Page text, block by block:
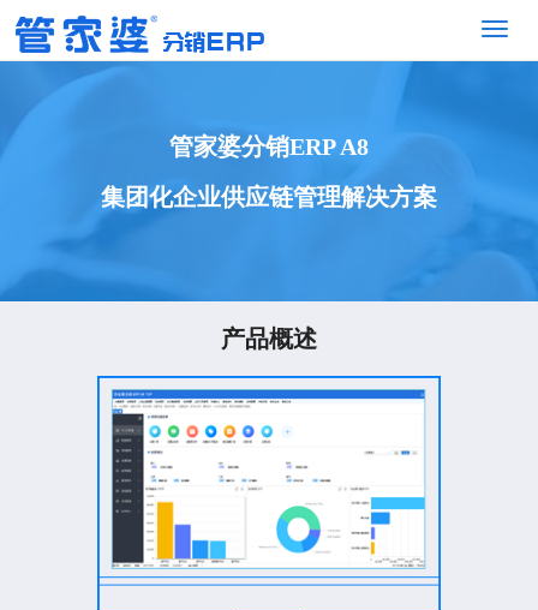
管家婆分销ERP A8
集团化企业供应链管理解决方案
产品概述